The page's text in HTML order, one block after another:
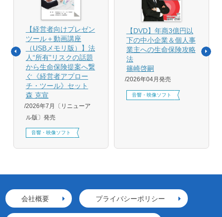
【経営者向けプレゼン
ツール＋動画講座
（USBメモリ版）】法
人“所有”リスクの話題
から生命保険提案へ繋
ぐ《経営者アプロー
チ・ツール》セット
森 克宣
2026年7月〔リニューア
ル版〕発売
音響・映像ソフト
【DVD】年商3億円以
下の中小企業＆個人事
業主への生命保険攻略
法
篠崎啓嗣
2026年04月発売
音響・映像ソフト
会社概要 プライバシーポリシー